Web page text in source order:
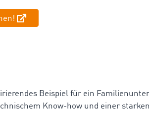
Beispiel für ein
Know-how und einer